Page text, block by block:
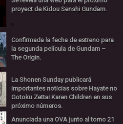
proyect de Kidou Senshi Gundam.
Confirmada la fecha de estreno para
la segunda película de Gundam –
The Origin.
La Shonen Sunday publicará
importantes noticias sobre Hayate no
Gotoku Zettai Karen Children en sus
próximo números.
Anunciada una OVA junto al tomo 21